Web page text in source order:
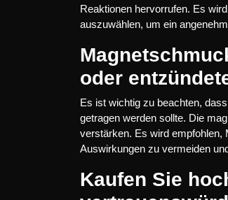
Reaktionen hervorrufen. Es
auszuwählen, um ein
oder
Es ist wichtig zu beachten,
getragen werden sollte. Die
verstärken. Es wird empfohlen,
Auswirkungen zu vermeiden
Kaufen Sie